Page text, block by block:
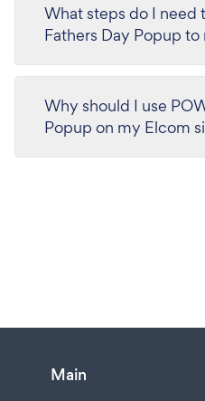
What steps do I need
Fathers Day Popup
Why should I use
Popup on my Elcom
Main